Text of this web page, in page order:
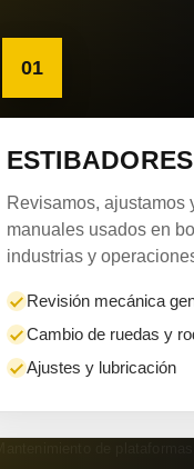
01
Revisamos, ajustamos
manuales usados en
industrias y
Revisión mecánica
Cambio de ruedas y
Ajustes y lubricación